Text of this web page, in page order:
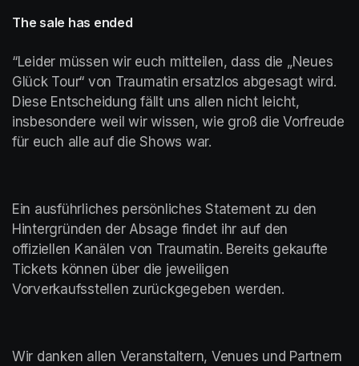
The sale has ended
“Leider müssen wir euch mitteilen, dass die „Neues
Glück Tour“ von Traumatin ersatzlos abgesagt wird.
Diese Entscheidung fällt uns allen nicht leicht,
insbesondere weil wir wissen, wie groß die Vorfreude
für euch alle auf die Shows war.
Ein ausführliches persönliches Statement zu den
Hintergründen der Absage findet ihr auf den
offiziellen Kanälen von Traumatin. Bereits gekaufte
Tickets können über die jeweiligen
Vorverkaufsstellen zurückgegeben werden.
Wir danken allen Veranstaltern, Venues und Partnern